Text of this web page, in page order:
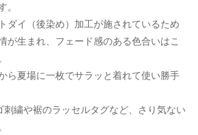
。
ダイ（後染め）加工が施されているため
が生まれ、フェード感のある色合いはこ
ら夏場に一枚でサラッと着れて使い勝手
刺繍や裾のラッセルタグなど、さり気ない